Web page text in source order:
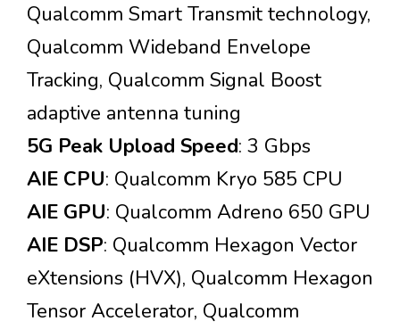
Qualcomm Smart Transmit technology,
Qualcomm Wideband Envelope
Tracking, Qualcomm Signal Boost
adaptive antenna tuning
5G Peak Upload Speed: 3 Gbps
AIE CPU: Qualcomm Kryo 585 CPU
AIE GPU: Qualcomm Adreno 650 GPU
AIE DSP: Qualcomm Hexagon Vector
eXtensions (HVX), Qualcomm Hexagon
Tensor Accelerator, Qualcomm